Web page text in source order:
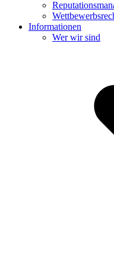
Informationen
Wer wir sind